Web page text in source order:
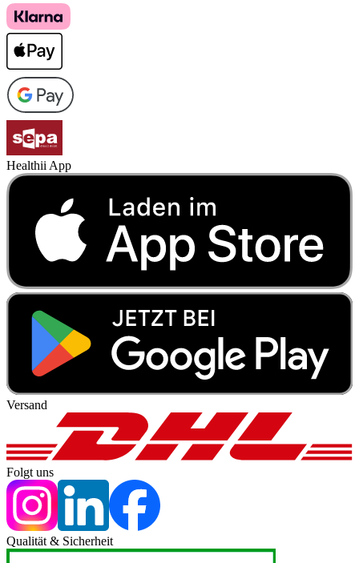
Healthii App
Versand
Folgt uns
Qualität & Sicherheit